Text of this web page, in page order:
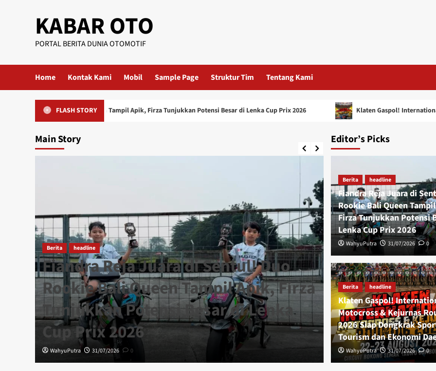
KABAR OTO
PORTAL BERITA DUNIA OTOMOTIF
Home Kontak Kami Mobil Sample Page Struktur Tim Tentang Kami
FLASH STORY
Rookie Bali Queen Tampil Apik, Firza Tunjukkan Potensi Besar di Lenka Cup Prix 2026 Klaten Gaspol! International
Main Story
Berita headline
Fiandra Reja Juara di Sentul! Duo
Rookie Bali Queen Tampil Apik, Firza
Tunjukkan Potensi Besar di Lenka
Cup Prix 2026
WahyuPutra 31/07/2026 0
Berita headline
Klaten
Motocross &
Siap
Ekonomi
WahyuPutra 31/07/2026 0
Editor’s Picks
Berita headline
Fiandra Reja Juara di
Rookie Bali Queen
Firza Tunjukkan Potensi
Lenka Cup Prix 2026
WahyuPutra 31/07/2026 0
Berita headline
Klaten Gaspol!
Motocross & Kejurnas
2026 Siap Dongkrak
Tourism dan Ekonomi
WahyuPutra 31/07/2026 0